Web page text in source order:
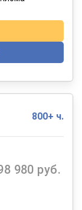
800+ ч.
980 руб.